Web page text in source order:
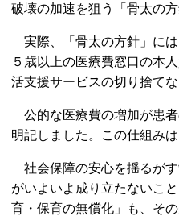
破壊の加速を狙う「骨太の
実際、「骨太の方針」には
５歳以上の医療費窓口の本
活支援サービスの切り捨て
公的な医療費の増加が患
明記しました。この仕組み
社会保障の安心を揺るが
がいよいよ成り立たないこ
育・保育の無償化」も、そ